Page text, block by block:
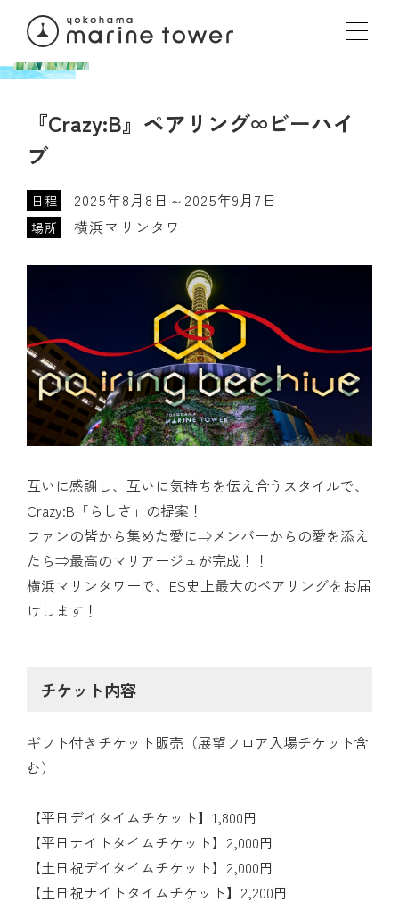
『Crazy:B』ペアリング∞ビーハイ
ブ
日程 2025年8月8日～2025年9月7日
場所 横浜マリンタワー
互いに感謝し、互いに気持ちを伝え合うスタイルで、
Crazy:B「らしさ」の提案！
ファンの皆から集めた愛に⇒メンバーからの愛を添え
たら⇒最高のマリアージュが完成！！
横浜マリンタワーで、ES史上最大のペアリングをお届
けします！
チケット内容
ギフト付きチケット販売（展望フロア入場チケット含
む）
【平日デイタイムチケット】1,800円
【平日ナイトタイムチケット】2,000円
【土日祝デイタイムチケット】2,000円
【土日祝ナイトタイムチケット】2,200円